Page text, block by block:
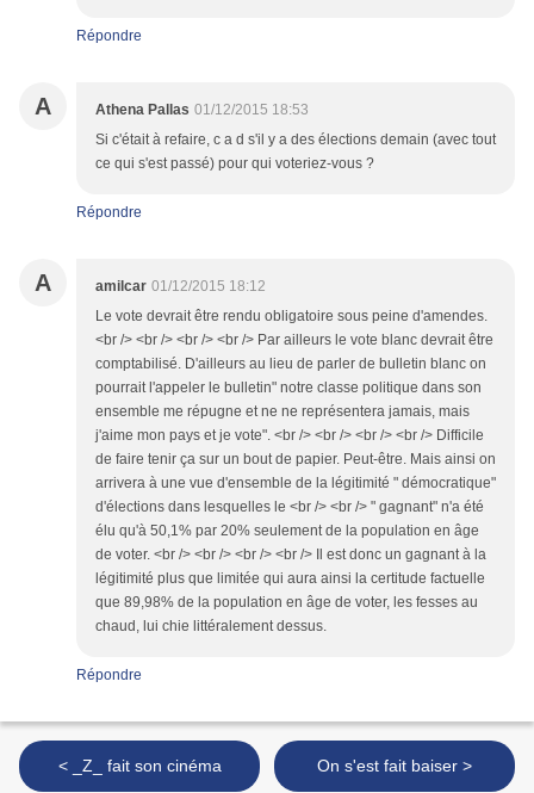
Répondre
A Athena Pallas 01/12/2015 18:53
Si c'était à refaire, c a d s'il y a des élections demain (avec tout
ce qui s'est passé) pour qui voteriez-vous ?
Répondre
A amilcar 01/12/2015 18:12
Le vote devrait être rendu obligatoire sous peine d'amendes.
<br /> <br /> <br /> <br /> Par ailleurs le vote blanc devrait être
comptabilisé. D'ailleurs au lieu de parler de bulletin blanc on
pourrait l'appeler le bulletin" notre classe politique dans son
ensemble me répugne et ne ne représentera jamais, mais
j'aime mon pays et je vote". <br /> <br /> <br /> <br /> Difficile
de faire tenir ça sur un bout de papier. Peut-être. Mais ainsi on
arrivera à une vue d'ensemble de la légitimité " démocratique"
d'élections dans lesquelles le <br /> <br /> " gagnant" n'a été
élu qu'à 50,1% par 20% seulement de la population en âge
de voter. <br /> <br /> <br /> <br /> Il est donc un gagnant à la
légitimité plus que limitée qui aura ainsi la certitude factuelle
que 89,98% de la population en âge de voter, les fesses au
chaud, lui chie littéralement dessus.
Répondre
< _Z_ fait son cinéma On s'est fait baiser >